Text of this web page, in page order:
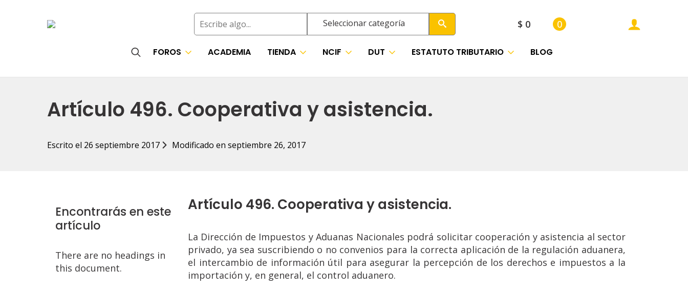
Buscar Seleccionar categoría $ 0 0
for:
FOROS ACADEMIA TIENDA NCIF DUT ESTATUTO TRIBUTARIO BLOG
Artículo 496. Cooperativa y asistencia.
Escrito el 26 septiembre 2017 Modificado en septiembre 26, 2017
Encontrarás en este
artículo
There are no headings in
this document.
Artículo 496. Cooperativa y asistencia.
La Dirección de Impuestos y Aduanas Nacionales podrá solicitar cooperación y asistencia al sector
privado, ya sea suscribiendo o no convenios para la correcta aplicación de la regulación aduanera,
el intercambio de información útil para asegurar la percepción de los derechos e impuestos a la
importación y, en general, el control aduanero.